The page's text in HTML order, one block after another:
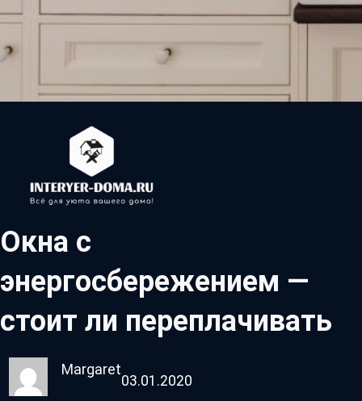
Окна с
энергосбережением —
стоит ли переплачивать
Margaret
03.01.2020